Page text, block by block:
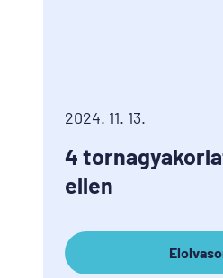
2024. 11. 13.
4
ellen